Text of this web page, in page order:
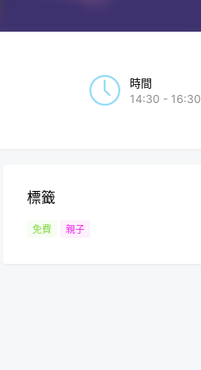
時間
14:30 - 16:30
標籤
免費 親子